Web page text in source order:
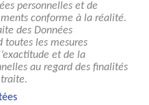
personnelles et de
conforme à la réalité.
des Données
toutes les mesures
et de la
au regard des finalités